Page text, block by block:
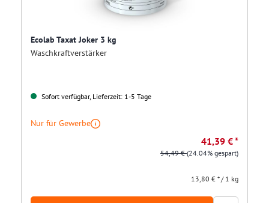
Ecolab Taxat Joker 3 kg
Waschkraftverstärker
Sofort verfügbar, Lieferzeit: 1-5 Tage
Nur für Gewerbe
41,39 € *
54,49 €(24.04% gespart)
13,80 € * / 1 kg